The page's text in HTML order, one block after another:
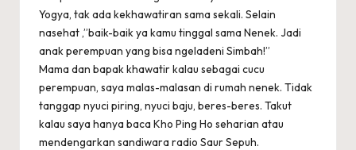
Yogya, tak ada kekhawatiran sama sekali. Selain
nasehat ,”baik-baik ya kamu tinggal sama Nenek. Jadi
anak perempuan yang bisa ngeladeni Simbah!”
Mama dan bapak khawatir kalau sebagai cucu
perempuan, saya malas-malasan di rumah nenek. Tidak
tanggap nyuci piring, nyuci baju, beres-beres. Takut
kalau saya hanya baca Kho Ping Ho seharian atau
mendengarkan sandiwara radio Saur Sepuh.